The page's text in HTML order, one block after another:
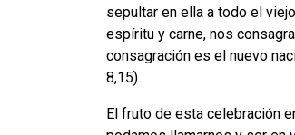
sepultar en ella a todo el
espíritu y carne, nos
consagración es el nuevo
8,15).
El fruto de esta celebración